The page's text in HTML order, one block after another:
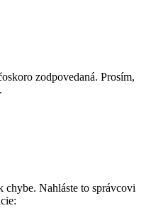
zodpovedaná. Prosím,
chybe. Nahláste to správcovi